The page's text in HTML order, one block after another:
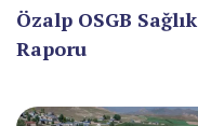
KARABÜK
KARS
Özalp OSGB Sağlık
Raporu